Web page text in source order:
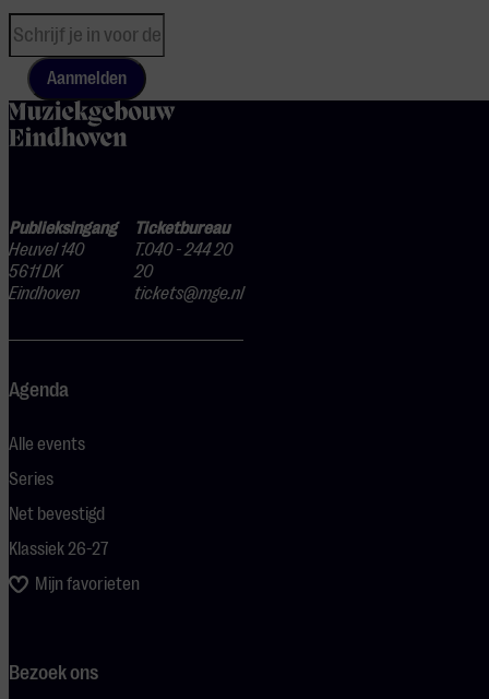
Aanmelden
Publieksingang
Heuvel 140
5611 DK
Eindhoven
Ticketbureau
T.040 - 244 20
20
tickets@mge.nl
Agenda
Alle events
Series
Net bevestigd
Klassiek 26-27
Mijn favorieten
Bezoek ons